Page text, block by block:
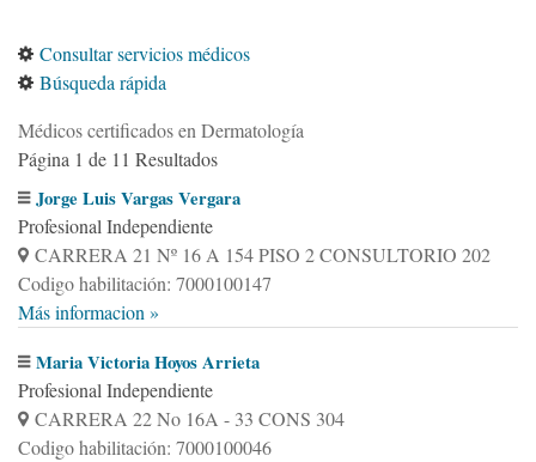
Consultar servicios médicos
Búsqueda rápida
Médicos certificados en Dermatología
Página 1 de 11 Resultados
Jorge Luis Vargas Vergara
Profesional Independiente
CARRERA 21 Nº 16 A 154 PISO 2 CONSULTORIO 202
Codigo habilitación: 7000100147
Más informacion »
Maria Victoria Hoyos Arrieta
Profesional Independiente
CARRERA 22 No 16A - 33 CONS 304
Codigo habilitación: 7000100046